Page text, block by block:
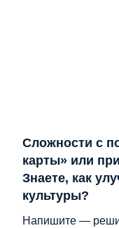
Сложности с
карты» или
Знаете, как
культуры?
Напишите —